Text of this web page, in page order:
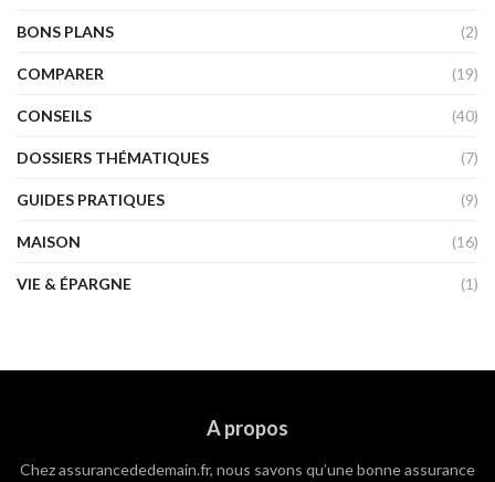
BONS PLANS (2)
COMPARER (19)
CONSEILS (40)
DOSSIERS THÉMATIQUES (7)
GUIDES PRATIQUES (9)
MAISON (16)
VIE & ÉPARGNE (1)
A propos
Chez assurancededemain.fr, nous savons qu’une bonne assurance